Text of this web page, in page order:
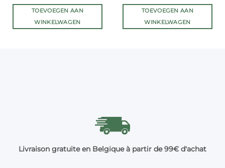
TOEVOEGEN AAN
WINKELWAGEN
TOEVOEGEN AAN
WINKELWAGEN
Livraison gratuite en Belgique à partir de 99€ d'achat